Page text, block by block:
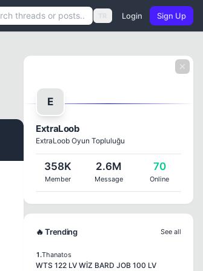
TR Login Sign Up
E
ExtraLoob
ExtraLoob Oyun Topluluğu
358K
Member
2.6M
Message
70
Online
🔥 Trending See all
1.Thanatos
WTS 122 LV WİZ BARD JOB 100 LV